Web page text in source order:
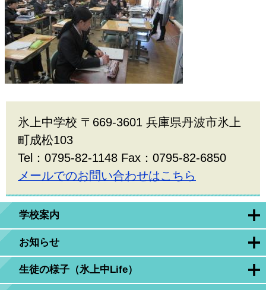
学校案内
お知らせ
生徒の様子（氷上中Life）
氷上中学校 〒669-3601 兵庫県丹波市氷上
町成松103
Tel：0795-82-1148 Fax：0795-82-6850
メールでのお問い合わせはこちら